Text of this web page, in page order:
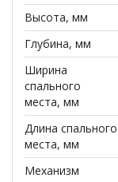
Диван угловой
менеджера по
**Цены на
действительны
могут
салонах сети!
Высота, мм
Глубина, мм
Ширина
спального
места, мм
Длина спального
места, мм
Механизм